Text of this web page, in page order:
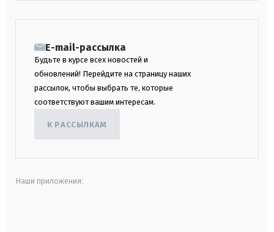
E-mail-рассылка
Будьте в курсе всех новостей и
обновлений! Перейдите на страницу наших
рассылок, чтобы выбрать те, которые
соответствуют вашим интересам.
К РАССЫЛКАМ
Наши приложения: